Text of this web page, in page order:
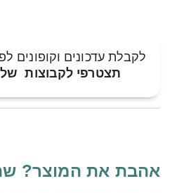
לקבלת עדכונים וקופונים
תצטרפי לקבוצות
אהבת את המוצר?